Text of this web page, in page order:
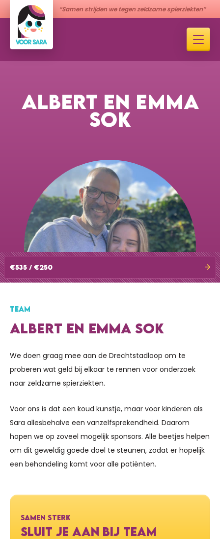
“Samen strijden we tegen zeldzame spierziekten”
ALBERT EN EMMA
SOK
€535 / €250
TEAM
ALBERT EN EMMA SOK
We doen graag mee aan de Drechtstadloop om te
proberen wat geld bij elkaar te rennen voor onderzoek
naar zeldzame spierziekten.
Voor ons is dat een koud kunstje, maar voor kinderen als
Sara allesbehalve een vanzelfsprekendheid. Daarom
hopen we op zoveel mogelijk sponsors. Alle beetjes helpen
om dit geweldig goede doel te steunen, zodat er hopelijk
een behandeling komt voor alle patiënten.
SAMEN STERK
SLUIT JE AAN BIJ TEAM